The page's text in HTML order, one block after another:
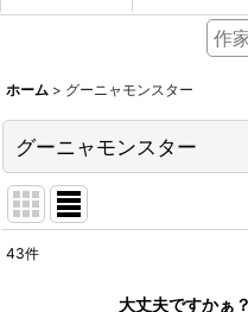
ホーム > グーニャモンスター
グーニャモンスター
43件
大丈夫ですかぁ